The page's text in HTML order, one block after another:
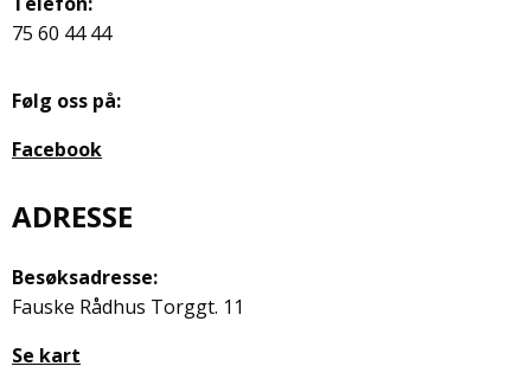
75 60 44 44
Følg oss på:
Facebook
ADRESSE
Besøksadresse:
Fauske Rådhus Torggt. 11
Se kart